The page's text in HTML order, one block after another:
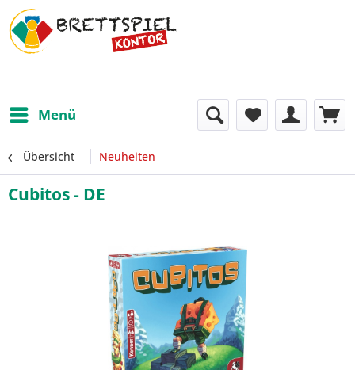
Menü
Übersicht Neuheiten
Cubitos - DE